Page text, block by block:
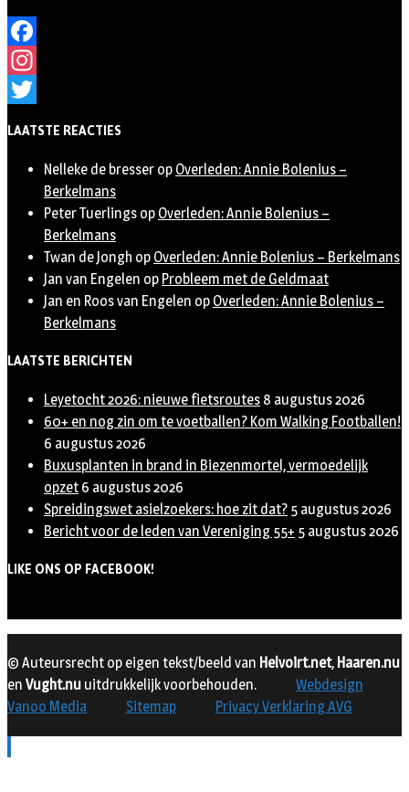
Facebook
Instagram
LAATSTE REACTIES
Nelleke de bresser op Overleden: Annie Bolenius –
Berkelmans
Peter Tuerlings op Overleden: Annie Bolenius –
Berkelmans
Twan de Jongh op Overleden: Annie Bolenius – Berkelmans
Jan van Engelen op Probleem met de Geldmaat
Jan en Roos van Engelen op Overleden: Annie Bolenius –
Berkelmans
LAATSTE BERICHTEN
Leyetocht 2026: nieuwe fietsroutes 8 augustus 2026
60+ en nog zin om te voetballen? Kom Walking Footballen!
6 augustus 2026
Buxusplanten in brand in Biezenmortel, vermoedelijk
opzet 6 augustus 2026
Spreidingswet asielzoekers: hoe zit dat? 5 augustus 2026
Bericht voor de leden van Vereniging 55+ 5 augustus 2026
LIKE ONS OP FACEBOOK!
© Auteursrecht op eigen tekst/beeld van Helvoirt.net, Haaren.nu
en Vught.nu uitdrukkelijk voorbehouden.
Webdesign
Vanoo Media
Sitemap Privacy Verklaring AVG